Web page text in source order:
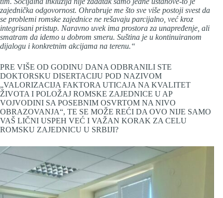
zajednička odgovornost. Ohrabruje me što sve više postoji svest da
se problemi romske zajednice ne rešavaju parcijalno, već kroz
integrisani pristup. Naravno uvek ima prostora za unapređenje, ali
smatram da idemo u dobrom smeru. Suština je u kontinuiranom
dijalogu i konkretnim akcijama na terenu.“
PRE VIŠE OD GODINU DANA ODBRANILI STE
DOKTORSKU DISERTACIJU POD NAZIVOM
„VALORIZACIJA FAKTORA UTICAJA NA KVALITET
ŽIVOTA I POLOŽAJ ROMSKE ZAJEDNICE U AP
VOJVODINI SA POSEBNIM OSVRTOM NA NIVO
OBRAZOVANJA“, TE SE MOŽE REĆI DA OVO NIJE SAMO
VAŠ LIČNI USPEH VEĆ I VAŽAN KORAK ZA CELU
ROMSKU ZAJEDNICU U SRBIJI?